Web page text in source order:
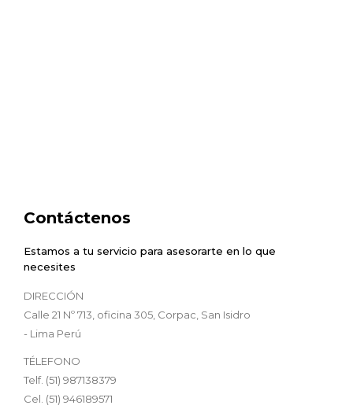
Contáctenos
Estamos a tu servicio para asesorarte en lo que
necesites
DIRECCIÓN
Calle 21 Nº 713, oficina 305, Corpac, San Isidro
- Lima Perú
TÉLEFONO
Telf. (51) 987138379
Cel. (51) 946189571